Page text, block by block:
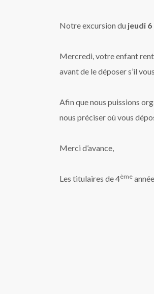
Notre excursion du jeudi
Mercredi, votre enfant
avant de le déposer s’il
Afin que nous puissions
nous préciser où vous
Merci d’avance,
Les titulaires de 4ème année